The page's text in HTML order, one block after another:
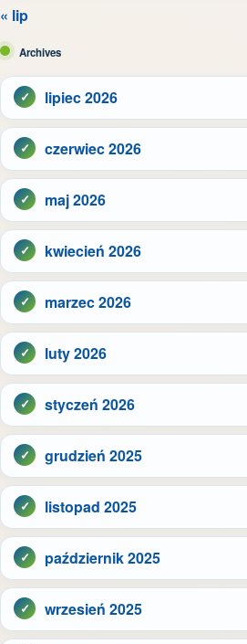
« lip
Archives
lipiec 2026
czerwiec 2026
maj 2026
kwiecień 2026
marzec 2026
luty 2026
styczeń 2026
grudzień 2025
listopad 2025
październik 2025
wrzesień 2025